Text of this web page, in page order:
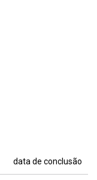
data de conclusão